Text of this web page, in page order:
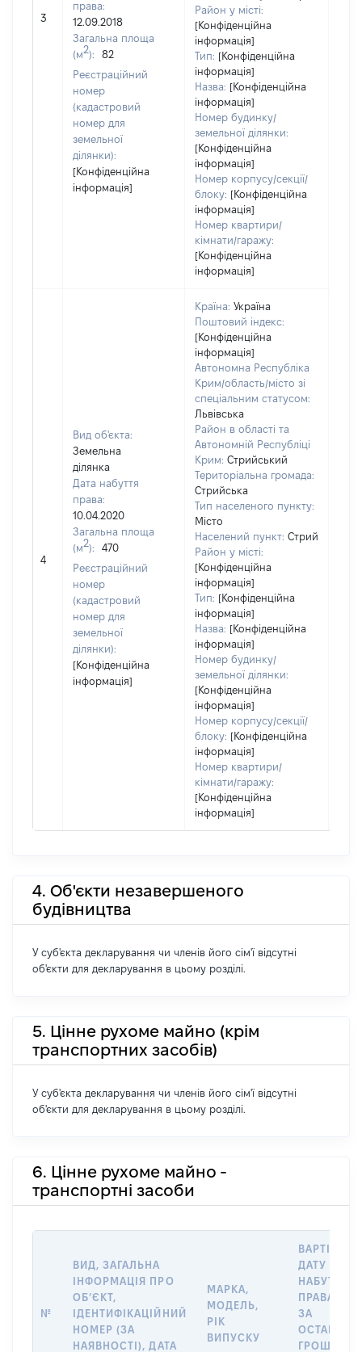
3
права:
12.09.2018
Загальна площа
(м2):
82
Реєстраційний
номер
(кадастровий
номер для
земельної
ділянки):
[Конфіденційна
інформація]
Район у місті:
[Конфіденційна
інформація]
Тип: [Конфіденційна
інформація]
Назва: [Конфіденційна
інформація]
Номер будинку/
земельної ділянки:
[Конфіденційна
інформація]
Номер корпусу/секції/
блоку: [Конфіденційна
інформація]
Номер квартири/
кімнати/гаражу:
[Конфіденційна
інформація]
4
Вид об'єкта:
Земельна
ділянка
Дата набуття
права:
10.04.2020
Загальна площа
(м2):
470
Реєстраційний
номер
(кадастровий
номер для
земельної
ділянки):
[Конфіденційна
інформація]
Країна: Україна
Поштовий індекс:
[Конфіденційна
інформація]
Автономна Республіка
Крим/область/місто зі
спеціальним статусом:
Львівська
Район в області та
Автономній Республіці
Крим: Стрийський
Територіальна громада:
Стрийська
Тип населеного пункту:
Місто
Населений пункт: Стрий
Район у місті:
[Конфіденційна
інформація]
Тип: [Конфіденційна
інформація]
Назва: [Конфіденційна
інформація]
Номер будинку/
земельної ділянки:
[Конфіденційна
інформація]
Номер корпусу/секції/
блоку: [Конфіденційна
інформація]
Номер квартири/
кімнати/гаражу:
[Конфіденційна
інформація]
4. Об'єкти незавершеного
будівництва
У суб'єкта декларування чи членів його сім'ї відсутні
об'єкти для декларування в цьому розділі.
5. Цінне рухоме майно (крім
транспортних засобів)
У суб'єкта декларування чи членів його сім'ї відсутні
об'єкти для декларування в цьому розділі.
6. Цінне рухоме майно -
транспортні засоби
№
ВИД, ЗАГАЛЬНА
ІНФОРМАЦІЯ ПРО
ОБʼЄКТ,
ІДЕНТИФІКАЦІЙНИЙ
НОМЕР (ЗА
НАЯВНОСТІ), ДАТА
МАРКА,
МОДЕЛЬ,
РІК
ВИПУСКУ
ВАРТІСТЬ
ДАТУ
НАБУТТЯ
ПРАВА АБО
ЗА